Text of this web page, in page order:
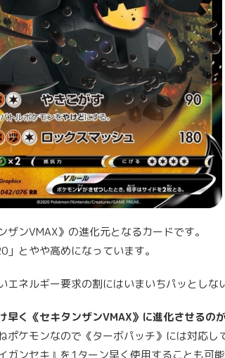
ザンVMAX》の進化元となるカードです。
」とやや高めになっています。
エネルギー要求の割にはいまいちパッとしな
早く《セキタンザンVMAX》に進化させるの
ポケモンなので《ターボパッチ》には対応し
ガンセキ』を1ターン早く使用することも可